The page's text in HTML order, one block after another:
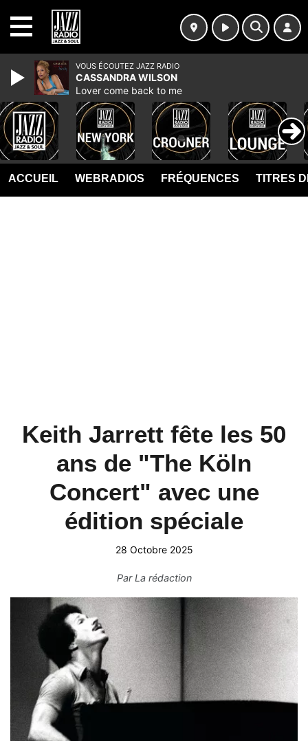
ACCUEIL WEBRADIOS FRÉQUENCES TITRES
Keith Jarrett fête les 50
ans de "The Köln
Concert" avec une
édition spéciale
28 Octobre 2025
ParLa rédaction
VOUS ÉCOUTEZ JAZZ RADIO
CASSANDRA WILSON
Lover come back to me